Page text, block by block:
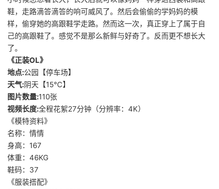
鞋，走路滴答滴答的响可威风了。然后会偷偷的学妈妈的模
样，偷穿她的高跟鞋学走路。然而这一次，真正穿上了属于自
己的高跟鞋了。感觉不是那么新鲜与好奇了。反而更不想长大
了。
《正装OL》
地点:公园【停车场】
天气:阴天【15℃】
图片数量:110张
视频长度:全程花絮27分钟（分辨率：4K）
《模特资料》
名称：情情
身高：167
体重：46KG
鞋码：37
《服装搭配》